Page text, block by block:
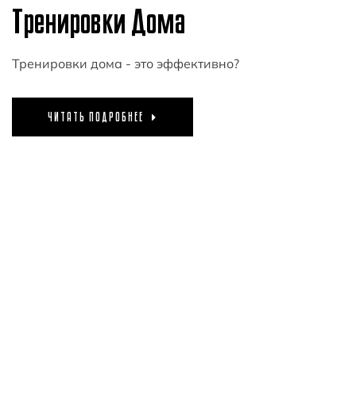
Тренировки Дома
Тренировки дома - это эффективно?
ЧИТАТЬ ПОДРОБНЕЕ